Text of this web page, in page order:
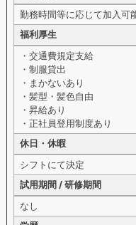
勤務時間等に応じて加入可
福利厚生
・交通費規定支給
・制服貸出
・まかないあり
・髪型・髪色自由
・昇給あり
・正社員登用制度あり
休日・休暇
シフトにて決定
試用期間 / 研修期間
なし